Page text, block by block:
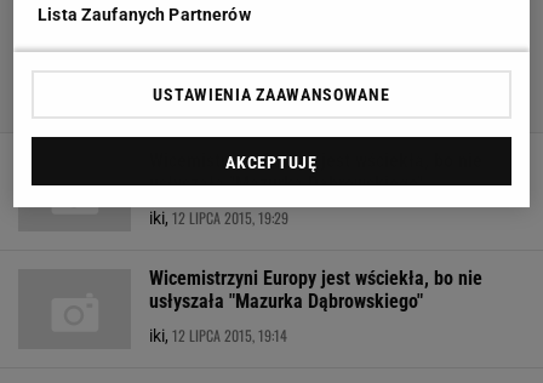
Wicemistrzyni Europy jest wściekła, bo nie
usłyszała "Mazurka Dąbrowskiego"
iki, 12 LIPCA 2015, 19:29
Wicemistrzyni Europy jest wściekła, bo nie
usłyszała "Mazurka Dąbrowskiego"
iki, 12 LIPCA 2015, 19:14
Lista Zaufanych Partnerów
USTAWIENIA ZAAWANSOWANE
AKCEPTUJĘ